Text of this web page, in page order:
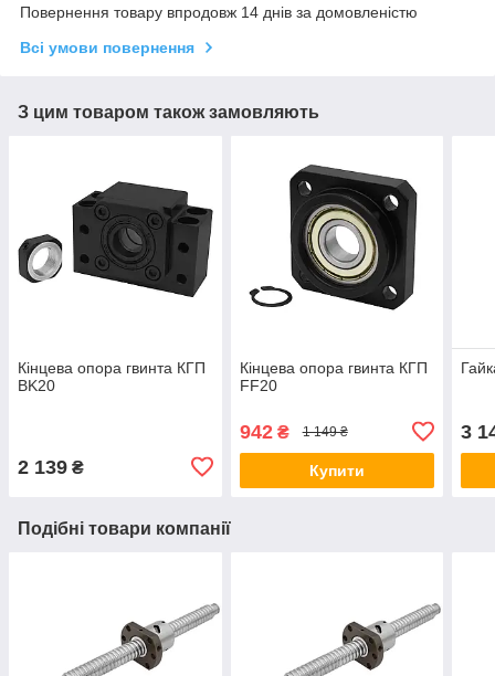
Повернення товару впродовж 14 днів за домовленістю
Всі умови повернення
З цим товаром також замовляють
Кінцева опора гвинта КГП
BK20
2 139 ₴
Кінцева опора гвинта КГП
FF20
942₴ 1 149 ₴
Купити
3
Подібні товари компанії